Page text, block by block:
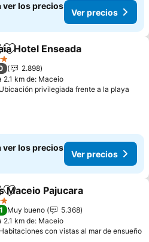
ver los precios
Ver precios
Añadir a favoritos
Hotel Enseada
2.898
2.1 km de: Maceio
Ubicación privilegiada frente a la playa
ver los precios
Ver precios
Añadir a favoritos
Maceio Pajucara
Muy bueno
5.368
2.1 km de: Maceio
Habitaciones con vistas al mar de ensueño